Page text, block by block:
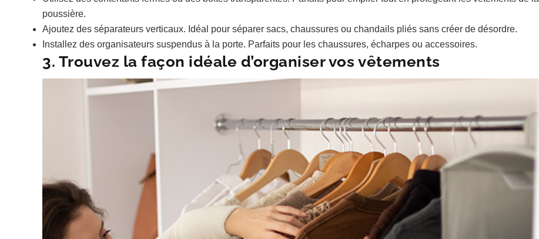
poussière.
Ajoutez des séparateurs verticaux. Idéal pour séparer sacs, chaussures ou chandails pliés sans créer de désordre.
Installez des organisateurs suspendus à la porte. Parfaits pour les chaussures, écharpes ou accessoires.
3. Trouvez la façon idéale d’organiser vos vêtements